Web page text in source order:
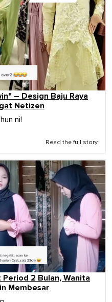
– Design Baju Raya
Netizen
ni!
Read the full story
2 Bulan, Wanita
Membesar